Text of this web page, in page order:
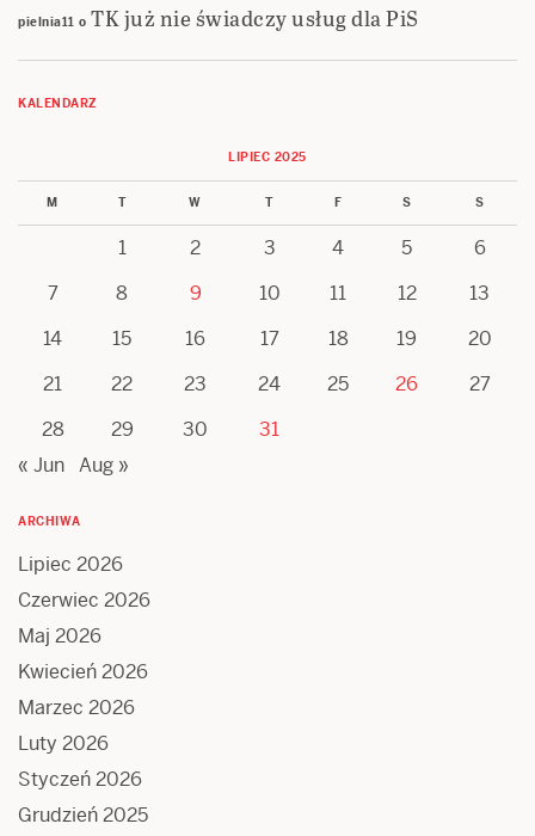
pielnia11 o TK już nie świadczy usług dla PiS
KALENDARZ
LIPIEC 2025
M T W T F S S
1 2 3 4 5
6
7
8 9 10 11 12
13
14
15 16 17 18 19
20
21
22 23 24 25 26
27
28
29 30
31
« Jun Aug »
ARCHIWA
Lipiec 2026
Czerwiec 2026
Maj 2026
Kwiecień 2026
Marzec 2026
Luty 2026
Styczeń 2026
Grudzień 2025